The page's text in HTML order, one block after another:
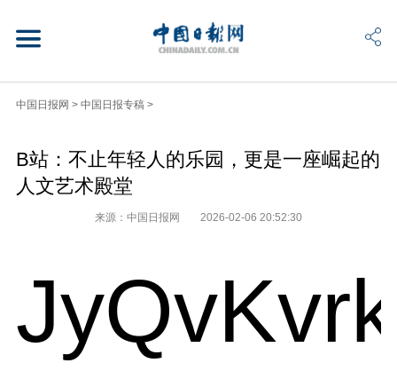
中国日报网 > 中国日报专稿 >
B站：不止年轻人的乐园，更是一座崛起的
人文艺术殿堂
来源：中国日报网 2026-02-06 20:52:30